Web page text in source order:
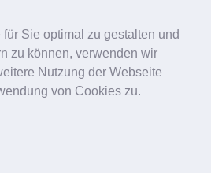
Sie optimal zu gestalten und
zu können, verwenden wir
Nutzung der Webseite
von Cookies zu.